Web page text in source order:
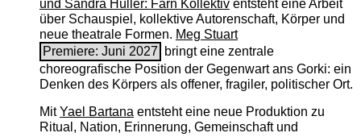
und Sandra Hüller: Farn Kollektiventsteht eine Arbeit
über Schauspiel, kollektive Autorenschaft, Körper und
neue theatrale Formen. Meg Stuart
Premiere: Juni 2027
bringt eine zentrale
choreografische Position der Gegenwart ans Gorki: ein
Denken des Körpers als offener, fragiler, politischer Ort.
MitYael Bartanaentsteht eine neue Produktion zu
Ritual, Nation, Erinnerung, Gemeinschaft und